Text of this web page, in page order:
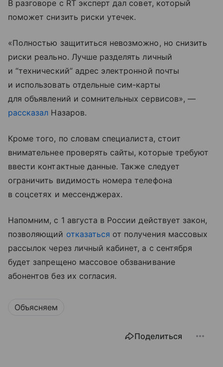
В разговоре с RT эксперт дал совет, который
поможет снизить риски утечек.
«Полностью защититься невозможно, но снизить
риски реально. Лучше разделять личный
и “технический” адрес электронной почты
и использовать отдельные сим-карты
для объявлений и сомнительных сервисов», —
рассказал Назаров.
Кроме того, по словам специалиста, стоит
внимательнее проверять сайты, которые требуют
ввести контактные данные. Также следует
ограничить видимость номера телефона
в соцсетях и мессенджерах.
Напомним, с 1 августа в России действует закон,
позволяющий отказаться от получения массовых
рассылок через личный кабинет, а с сентября
будет запрещено массовое обзванивание
абонентов без их согласия.
Объясняем
Поделиться